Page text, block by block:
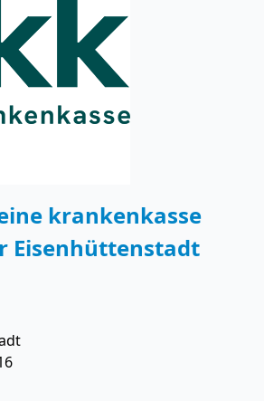
krankenkasse
Eisenhüttenstadt